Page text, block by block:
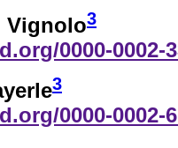
Vignolo3
0000-0002-
3
0000-0002-